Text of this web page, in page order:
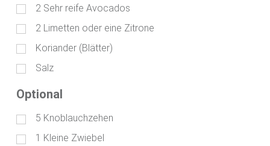
2 Sehr reife Avocados
2 Limetten oder eine Zitrone
Koriander (Blätter)
Salz
Optional
5 Knoblauchzehen
1 Kleine Zwiebel